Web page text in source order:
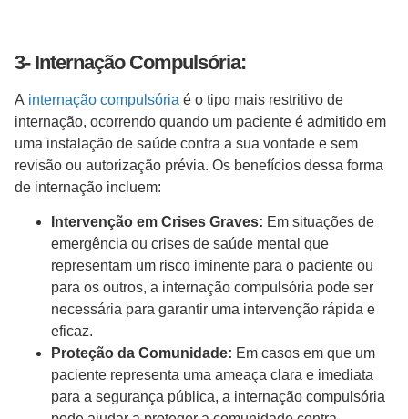
3- Internação Compulsória:
A internação compulsória é o tipo mais restritivo de
internação, ocorrendo quando um paciente é admitido em
uma instalação de saúde contra a sua vontade e sem
revisão ou autorização prévia. Os benefícios dessa forma
de internação incluem:
Intervenção em Crises Graves: Em situações de
emergência ou crises de saúde mental que
representam um risco iminente para o paciente ou
para os outros, a internação compulsória pode ser
necessária para garantir uma intervenção rápida e
eficaz.
Proteção da Comunidade: Em casos em que um
paciente representa uma ameaça clara e imediata
para a segurança pública, a internação compulsória